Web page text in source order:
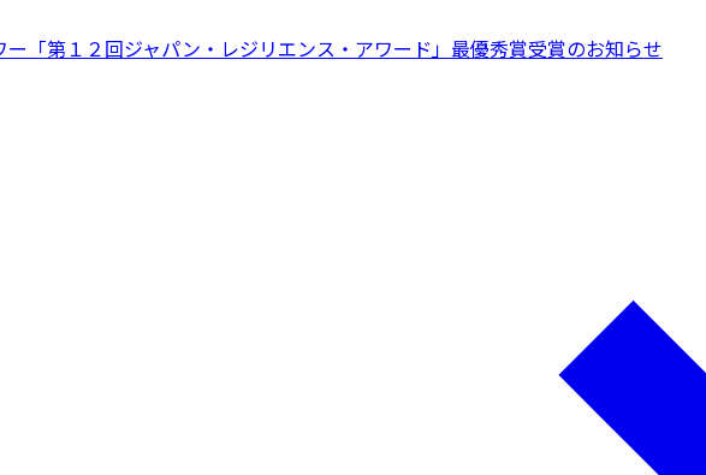
「第１２回ジャパン・レジリエンス・アワード」最優秀賞受賞のお知らせ